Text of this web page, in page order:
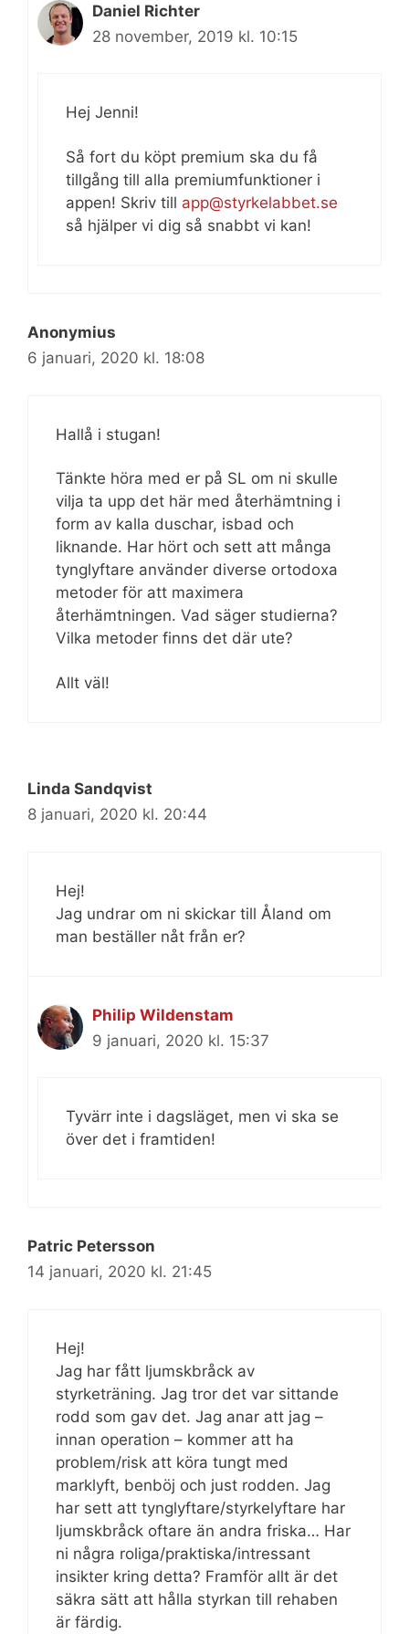
Daniel Richter
28 november, 2019 kl. 10:15
Hej Jenni!
Så fort du köpt premium ska du få
tillgång till alla premiumfunktioner i
appen! Skriv till app@styrkelabbet.se
så hjälper vi dig så snabbt vi kan!
Anonymius
6 januari, 2020 kl. 18:08
Hallå i stugan!
Tänkte höra med er på SL om ni skulle
vilja ta upp det här med återhämtning i
form av kalla duschar, isbad och
liknande. Har hört och sett att många
tynglyftare använder diverse ortodoxa
metoder för att maximera
återhämtningen. Vad säger studierna?
Vilka metoder finns det där ute?
Allt väl!
Linda Sandqvist
8 januari, 2020 kl. 20:44
Hej!
Jag undrar om ni skickar till Åland om
man beställer nåt från er?
Philip Wildenstam
9 januari, 2020 kl. 15:37
Tyvärr inte i dagsläget, men vi ska se
över det i framtiden!
Patric Petersson
14 januari, 2020 kl. 21:45
Hej!
Jag har fått ljumskbråck av
styrketräning. Jag tror det var sittande
rodd som gav det. Jag anar att jag –
innan operation – kommer att ha
problem/risk att köra tungt med
marklyft, benböj och just rodden. Jag
har sett att tynglyftare/styrkelyftare har
ljumskbråck oftare än andra friska… Har
ni några roliga/praktiska/intressant
insikter kring detta? Framför allt är det
säkra sätt att hålla styrkan till rehaben
är färdig.